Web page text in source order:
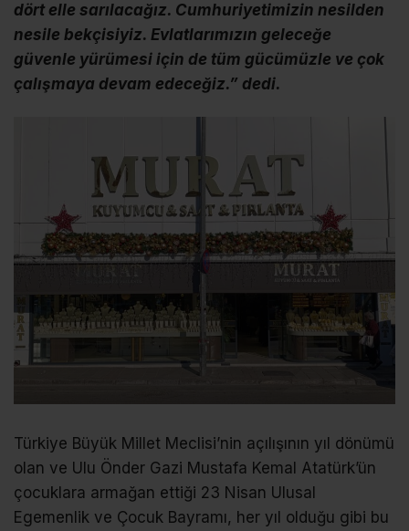
dört elle sarılacağız. Cumhuriyetimizin nesilden
nesile bekçisiyiz. Evlatlarımızın geleceğe
güvenle yürümesi için de tüm gücümüzle ve çok
çalışmaya devam edeceğiz.” dedi.
Türkiye Büyük Millet Meclisi’nin açılışının yıl dönümü
olan ve Ulu Önder Gazi Mustafa Kemal Atatürk’ün
çocuklara armağan ettiği 23 Nisan Ulusal
Egemenlik ve Çocuk Bayramı, her yıl olduğu gibi bu